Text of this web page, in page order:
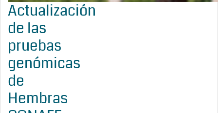
Actualización
de las
pruebas
genómicas
de
Hembras